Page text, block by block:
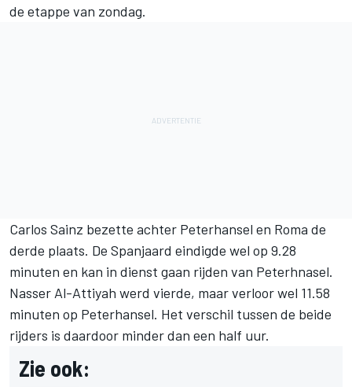
de etappe van zondag.
Carlos Sainz bezette achter Peterhansel en Roma de
derde plaats. De Spanjaard eindigde wel op 9.28
minuten en kan in dienst gaan rijden van Peterhnasel.
Nasser Al-Attiyah werd vierde, maar verloor wel 11.58
minuten op Peterhansel. Het verschil tussen de beide
rijders is daardoor minder dan een half uur.
Zie ook: